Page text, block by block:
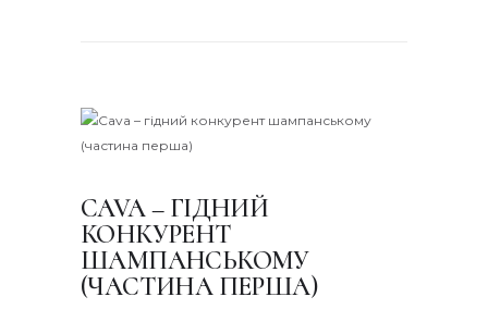
CAVA – ГІДНИЙ
КОНКУРЕНТ
ШАМПАНСЬКОМУ
(ЧАСТИНА ПЕРША)